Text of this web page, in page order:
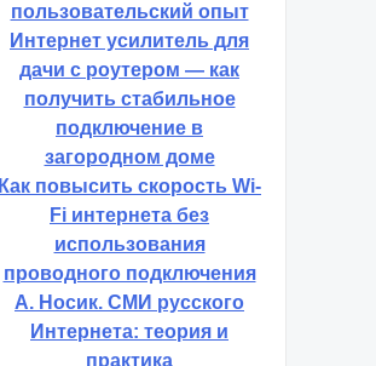
пользовательский опыт
Интернет усилитель для
дачи с роутером — как
получить стабильное
подключение в
загородном доме
Как повысить скорость Wi-
Fi интернета без
использования
проводного подключения
А. Носик. СМИ русского
Интернета: теория и
практика